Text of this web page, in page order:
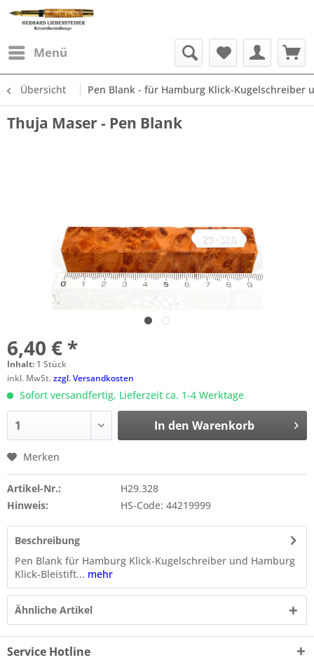
Menü
Übersicht Pen Blank - für Hamburg Klick-Kugelschreiber
Thuja Maser - Pen Blank
6,40 € *
Inhalt: 1 Stück
inkl. MwSt.zzgl. Versandkosten
Sofort versandfertig, Lieferzeit ca. 1-4 Werktage
In den Warenkorb
Merken
Artikel-Nr.:
H29.328
Hinweis:
HS-Code: 44219999
Beschreibung
Pen Blank für Hamburg Klick-Kugelschreiber und Hamburg
Klick-Bleistift... mehr
Ähnliche Artikel
Service Hotline